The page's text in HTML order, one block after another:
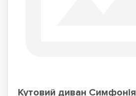
Кутовий диван Симфонія